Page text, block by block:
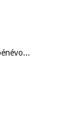
Soirée de valorisation des bénévoles et partenaires